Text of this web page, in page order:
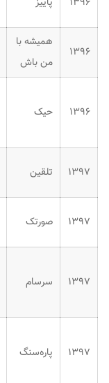
۱۳۹۶
همیشه با
من باش
۱۳۹۶ حیک
۱۳۹۷ تلقین
۱۳۹۷ صورتک
۱۳۹۷ سرسام
۱۳۹۷ پاره‌سنگ